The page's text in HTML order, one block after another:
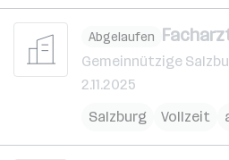
Abgelaufen
Gemeinnützige
2.11.2025
Salzburg
Vollzeit